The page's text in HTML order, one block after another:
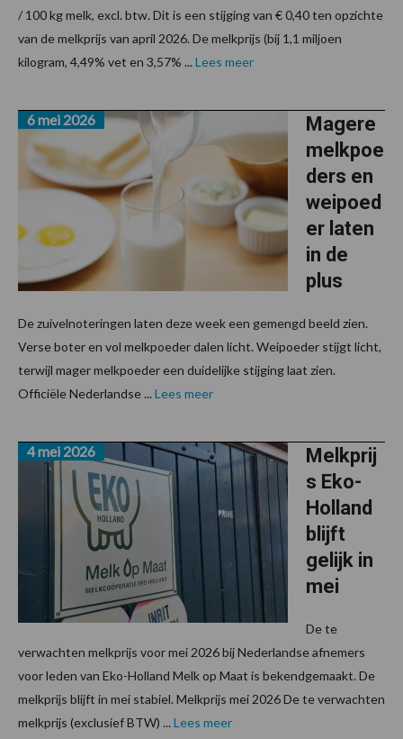
/ 100 kg melk, excl. btw. Dit is een stijging van € 0,40 ten opzichte
van de melkprijs van april 2026. De melkprijs (bij 1,1 miljoen
kilogram, 4,49% vet en 3,57% ... Lees meer
Magere
melkpoe
ders en
weipoed
er laten
in de
plus
6 mei 2026
De zuivelnoteringen laten deze week een gemengd beeld zien.
Verse boter en vol melkpoeder dalen licht. Weipoeder stijgt licht,
terwijl mager melkpoeder een duidelijke stijging laat zien.
Officiële Nederlandse ... Lees meer
Melkprij
s Eko-
Holland
blijft
gelijk in
mei
4 mei 2026
De te
verwachten melkprijs voor mei 2026 bij Nederlandse afnemers
voor leden van Eko-Holland Melk op Maat is bekendgemaakt. De
melkprijs blijft in mei stabiel. Melkprijs mei 2026 De te verwachten
melkprijs (exclusief BTW) ... Lees meer